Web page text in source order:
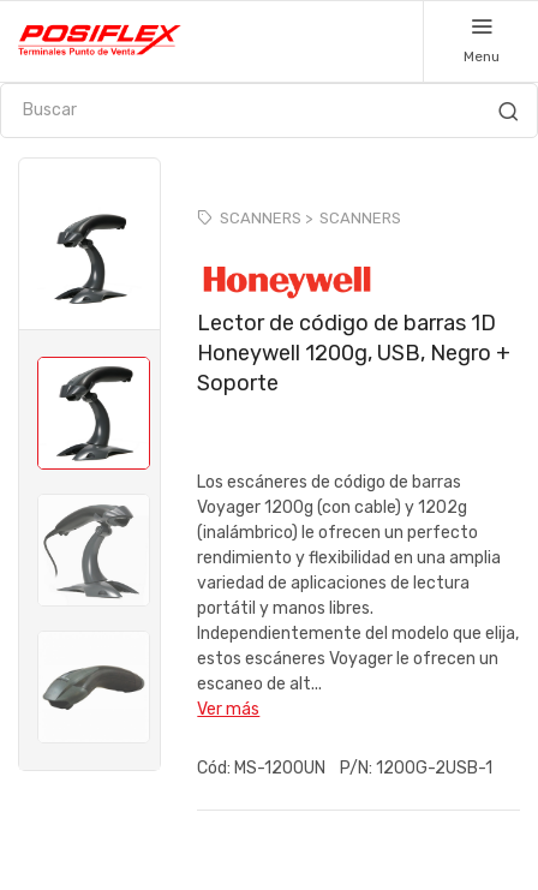
Menu
SCANNERS > SCANNERS
Lector de código de barras 1D
Honeywell 1200g, USB, Negro +
Soporte
Los escáneres de código de barras
Voyager 1200g (con cable) y 1202g
(inalámbrico) le ofrecen un perfecto
rendimiento y flexibilidad en una amplia
variedad de aplicaciones de lectura
portátil y manos libres.
Independientemente del modelo que elija,
estos escáneres Voyager le ofrecen un
escaneo de alt...
Ver más
Cód: MS-1200UN P/N: 1200G-2USB-1